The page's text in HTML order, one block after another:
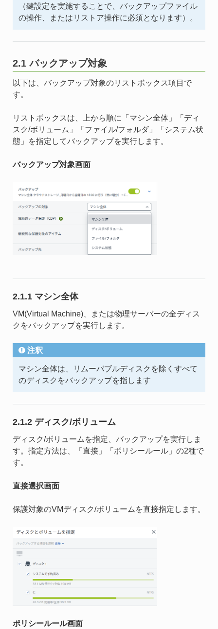
（鍵設定を実施することで、バックアップファイル
の操作、またはリストア操作に必須となります）。
2.1 バックアップ対象
以下は、バックアップ対象のリストボックス項目で
す。
リストボックスは、上から順に「マシン全体」「ディ
スク/ボリューム」「ファイル/フォルダ」「システム状
態」を指定してバックアップを実行します。
バックアップ対象画面
2.1.1 マシン全体
VM(Virtual Machine)、または物理サーバーの全ディス
クをバックアップを実行します。
注釈
マシン全体は、リムーバブルディスクを除くすべて
のディスクをバックアップを指します
2.1.2 ディスク/ボリューム
ディスク/ボリュームを指定、バックアップを実行しま
す。指定方法は、「直接」「ポリシールール」の2種で
す。
直接選択画面
保護対象のVMディスク/ボリュームを直接指定します。
ポリシールール画面